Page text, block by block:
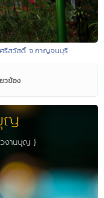
รีสวัสดิ์ จ.กาญจนบุรี
วข้อง